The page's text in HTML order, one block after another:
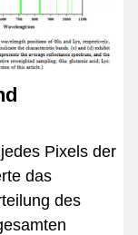
Pixels der
das
des